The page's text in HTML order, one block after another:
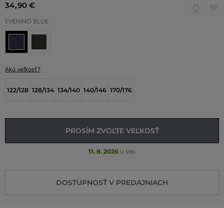
34,90 €
EVENING BLUE
Akú veľkosť?
122/128 128/134 134/140 140/146 170/176
PROSÍM ZVOĽTE VEĽKOSŤ
11. 8. 2026 u Vás
DOSTUPNOSŤ V PREDAJNIACH